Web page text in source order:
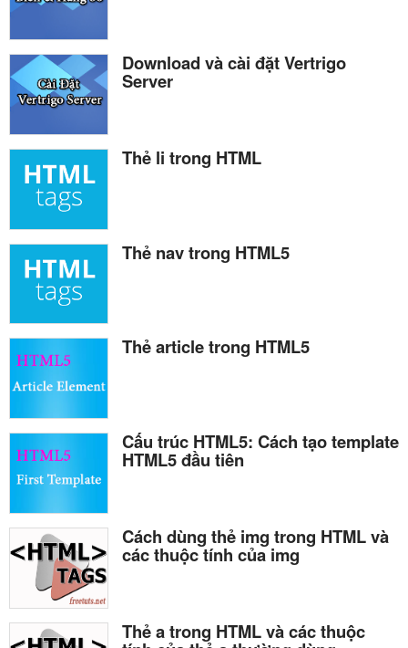
Download và cài đặt Vertrigo
Server
Thẻ li trong HTML
Thẻ nav trong HTML5
Thẻ article trong HTML5
Cấu trúc HTML5: Cách tạo template
HTML5 đầu tiên
Cách dùng thẻ img trong HTML và
các thuộc tính của img
Thẻ a trong HTML và các thuộc